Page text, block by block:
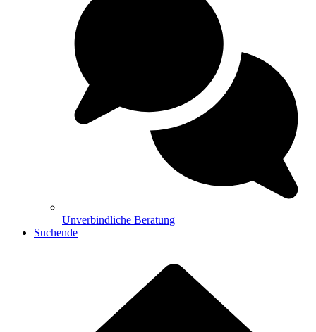
Unverbindliche Beratung
Suchende